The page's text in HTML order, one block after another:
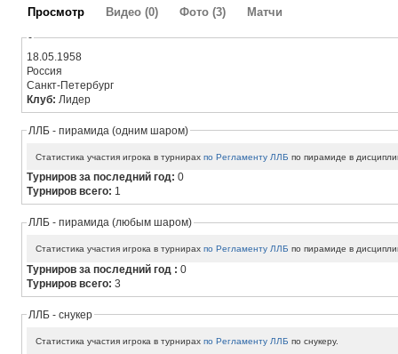
Просмотр Видео (0) Фото (3) Матчи
-
18.05.1958
Россия
Санкт-Петербург
Клуб:Лидер
ЛЛБ - пирамида (одним шаром)
Статистика участия игрока в турнирахпо Регламенту ЛЛБ по пирамиде в
Турниров за последний год:0
Турниров всего: 1
ЛЛБ - пирамида (любым шаром)
Статистика участия игрока в турнирахпо Регламенту ЛЛБ по пирамиде в
Турниров за последний год :0
Турниров всего:3
ЛЛБ - снукер
Статистика участия игрока в турнирахпо Регламенту ЛЛБ по снукеру.